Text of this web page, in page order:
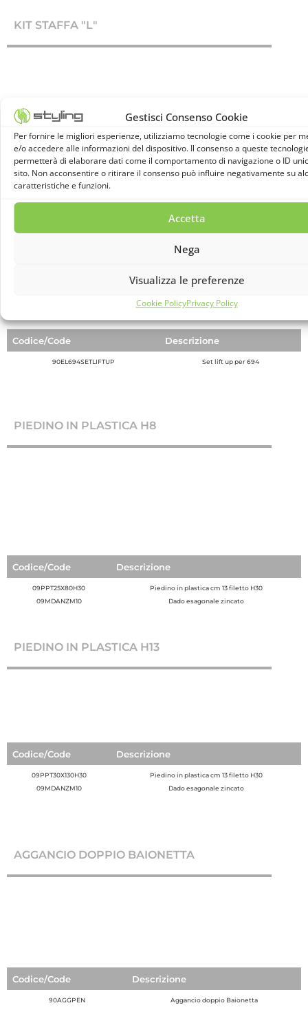
Gestisci Consenso Cookie
Per fornire le migliori esperienze, utilizziamo tecnologie come i cookie per
e/o accedere alle informazioni del dispositivo. Il consenso a queste
permetterà di elaborare dati come il comportamento di navigazione o ID
sito. Non acconsentire o ritirare il consenso può influire negativamente su
caratteristiche e funzioni.
Accetta
Nega
Visualizza le preferenze
Cookie PolicyPrivacy Policy
KIT STAFFA "L"
Codice/Code Descrizione
90KITSTAFL
LIFT UP
Codice/Code Descrizione
90EL694SETLIFTUP Set lift up per 694
PIEDINO IN PLASTICA H8
Codice/Code Descrizione
09PPT25X80H30
Piedino in plastica cm 13 filetto H30
09MDANZM10
Dado esagonale zincato
PIEDINO IN PLASTICA H13
Codice/Code Descrizione
09PPT30X130H30
Piedino in plastica cm 13 filetto H30
09MDANZM10
Dado esagonale zincato
AGGANCIO DOPPIO BAIONETTA
Codice/Code Descrizione
90AGGPEN Aggancio doppio Baionetta